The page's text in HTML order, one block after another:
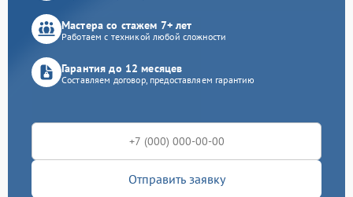
Мастера со стажем 7+ лет
Работаем с техникой любой сложности
Гарантия до 12 месяцев
Составляем договор, предоставляем гарантию
Отправить заявку